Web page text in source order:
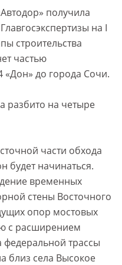
получила
на I
строительства
частью
«Дон» до города Сочи.
разбито на четыре
части обхода
будет начинаться.
временных
стены Восточного
опор мостовых
с расширением
трассы
близ села Высокое